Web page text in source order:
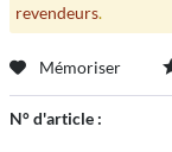
revendeurs.
Mémoriser
N° d'article :